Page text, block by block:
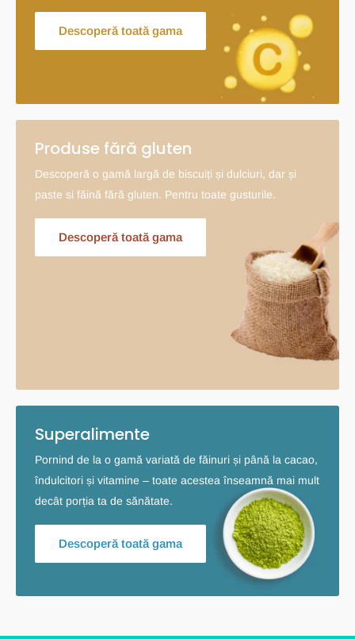
Descoperă toată gama
Produse fără gluten
Descoperă o gamă largă de biscuiți și dulciuri, dar și
paste si făină fără gluten. Pentru toate gusturile.
Descoperă toată gama
Superalimente
Pornind de la o gamă variată de făinuri și până la cacao,
îndulcitori și vitamine – toate acestea înseamnă mai mult
decât porția ta de sănătate.
Descoperă toată gama